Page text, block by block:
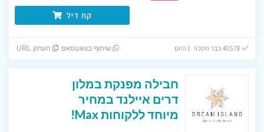
קח דיל
40578 כבר חסכו! 1 היום שיתוף בוואטסאפ העתק URL
חבילה מפנקת במלון
דרים איילנד במחיר
מיוחד ללקוחות Max!